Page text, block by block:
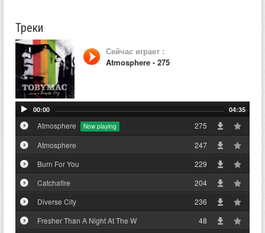
Треки
Сейчас играет :
Atmosphere - 275
00:00 04:35
Atmosphere
275
Atmosphere
247
Burn For You
229
Catchafire
204
Diverse City
236
Fresher Than A Night At The W
48